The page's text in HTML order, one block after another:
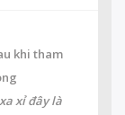
khi tham
xỉ đây là